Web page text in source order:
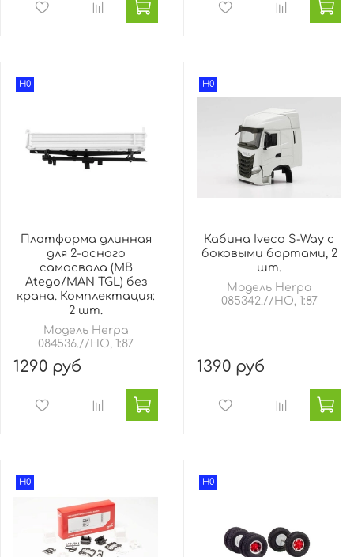
H0
Платформа длинная
для 2-осного
самосвала (MB
Atego/MAN TGL) без
крана. Комплектация:
2 шт.
Модель Herpa
084536.//HO, 1:87
1290 руб
H0
Кабина Iveco S-Way с
боковыми бортами, 2
шт.
Модель Herpa
085342.//HO, 1:87
1390 руб
H0 H0